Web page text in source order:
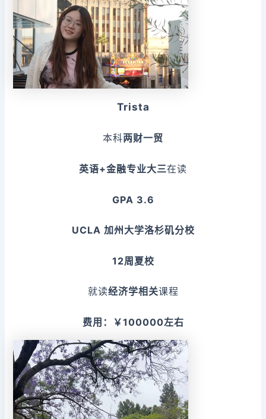
Trista
本科两财一贸
英语+金融专业大三在读
GPA 3.6
UCLA 加州大学洛杉矶分校
12周夏校
就读经济学相关课程
费用：￥100000左右